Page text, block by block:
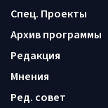
Спец. Проекты
Архив программы
Редакция
Мнения
Ред. совет